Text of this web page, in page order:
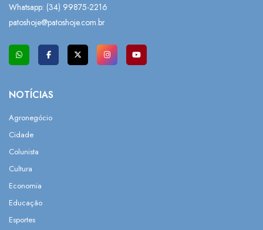
Whatsapp: (34) 99875-2216
patoshoje@patoshoje.com.br
NOTÍCIAS
Agronegócio
Cidade
Colunista
Cultura
Economia
Educação
Esportes